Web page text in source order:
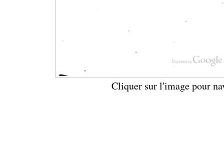
Cliquer sur l'image pour